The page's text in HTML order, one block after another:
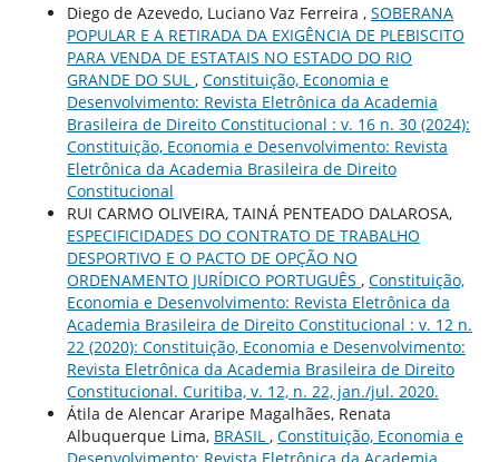
Diego de Azevedo, Luciano Vaz Ferreira , SOBERANA
POPULAR E A RETIRADA DA EXIGÊNCIA DE PLEBISCITO
PARA VENDA DE ESTATAIS NO ESTADO DO RIO
GRANDE DO SUL , Constituição, Economia e
Desenvolvimento: Revista Eletrônica da Academia
Brasileira de Direito Constitucional : v. 16 n. 30 (2024):
Constituição, Economia e Desenvolvimento: Revista
Eletrônica da Academia Brasileira de Direito
Constitucional
RUI CARMO OLIVEIRA, TAINÁ PENTEADO DALAROSA,
ESPECIFICIDADES DO CONTRATO DE TRABALHO
DESPORTIVO E O PACTO DE OPÇÃO NO
ORDENAMENTO JURÍDICO PORTUGUÊS , Constituição,
Economia e Desenvolvimento: Revista Eletrônica da
Academia Brasileira de Direito Constitucional : v. 12 n.
22 (2020): Constituição, Economia e Desenvolvimento:
Revista Eletrônica da Academia Brasileira de Direito
Constitucional. Curitiba, v. 12, n. 22, jan./jul. 2020.
Átila de Alencar Araripe Magalhães, Renata
Albuquerque Lima, BRASIL , Constituição, Economia e